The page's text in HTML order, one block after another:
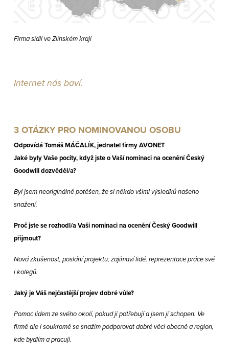
Firma sídlí ve Zlínském kraji
Internet nás baví.
3 OTÁZKY PRO NOMINOVANOU OSOBU
OdpovídáTomáš MÁČALÍK, jednatelfirmy AVONET
Jaké byly Vaše pocity, když jste o Vaší nominaci na ocenění Český
Goodwill dozvěděl/a?
Byl jsem neoriginálně potěšen, že si někdo všiml výsledků našeho
snažení.
Proč jste se rozhodl/a Vaši nominaci na ocenění Český Goodwill
přijmout?
Nová zkušenost, poslání projektu, zajímaví lidé, reprezentace práce své
i kolegů.
Jaký je Váš nejčastější projev dobré vůle?
Pomoc lidem ze svého okolí, pokud ji potřebují a jsem jí schopen. Ve
firmě ale i soukromě se snažím podporovat dobré věci obecně a region,
kde bydlím a pracuji.